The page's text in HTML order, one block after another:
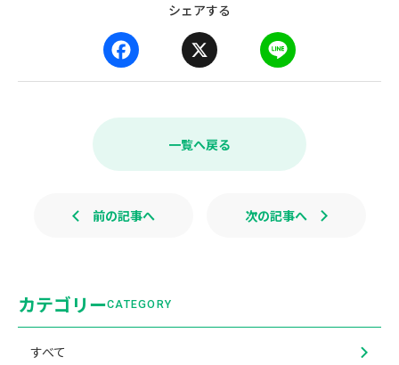
シェアする
a
e
k
i
e
一覧へ戻る
前の記事へ 次の記事へ
カテゴリーCATEGORY
すべて